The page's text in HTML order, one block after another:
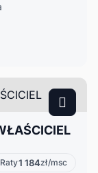
Raty1 184zł/msc